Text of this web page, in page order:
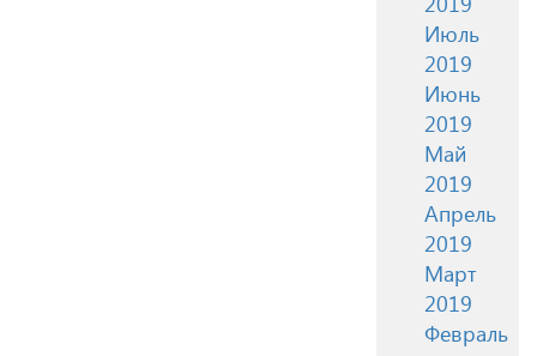
Июль
2019
Июнь
2019
Май
2019
Апрель
2019
Март
2019
Февраль